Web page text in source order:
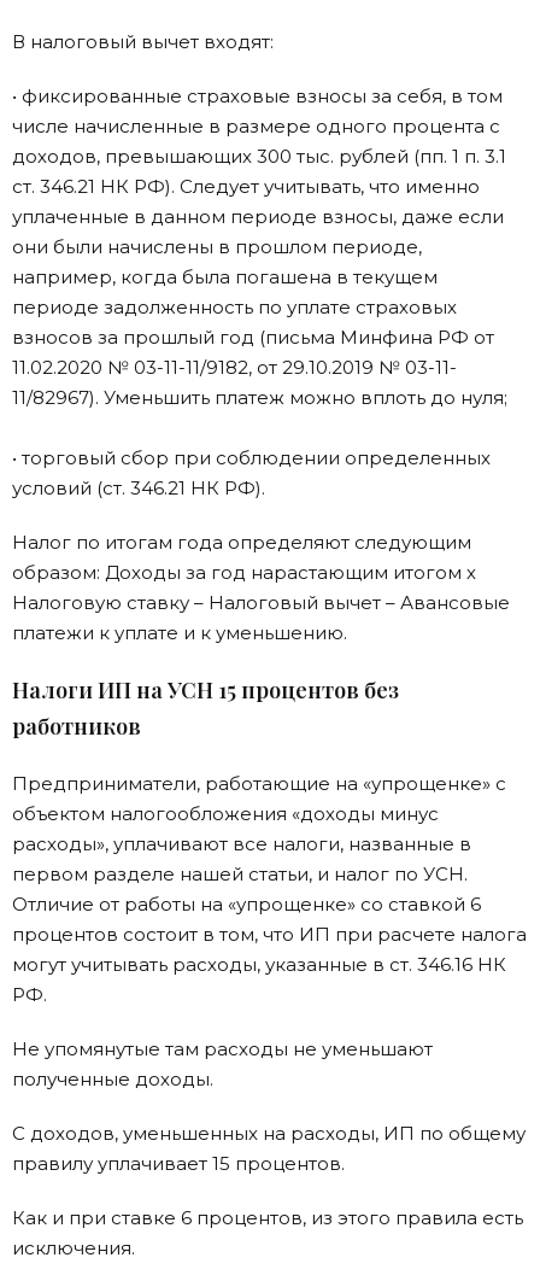
В налоговый вычет входят:
• фиксированные страховые взносы за себя, в том
числе начисленные в размере одного процента с
доходов, превышающих 300 тыс. рублей (пп. 1 п. 3.1
ст. 346.21 НК РФ). Следует учитывать, что именно
уплаченные в данном периоде взносы, даже если
они были начислены в прошлом периоде,
например, когда была погашена в текущем
периоде задолженность по уплате страховых
взносов за прошлый год (письма Минфина РФ от
11.02.2020 № 03-11-11/9182, от 29.10.2019 № 03-11-
11/82967). Уменьшить платеж можно вплоть до нуля;
• торговый сбор при соблюдении определенных
условий (ст. 346.21 НК РФ).
Налог по итогам года определяют следующим
образом: Доходы за год нарастающим итогом х
Налоговую ставку – Налоговый вычет – Авансовые
платежи к уплате и к уменьшению.
Налоги ИП на УСН 15 процентов без
работников
Предприниматели, работающие на «упрощенке» с
объектом налогообложения «доходы минус
расходы», уплачивают все налоги, названные в
первом разделе нашей статьи, и налог по УСН.
Отличие от работы на «упрощенке» со ставкой 6
процентов состоит в том, что ИП при расчете налога
могут учитывать расходы, указанные в ст. 346.16 НК
РФ.
Не упомянутые там расходы не уменьшают
полученные доходы.
С доходов, уменьшенных на расходы, ИП по общему
правилу уплачивает 15 процентов.
Как и при ставке 6 процентов, из этого правила есть
исключения.